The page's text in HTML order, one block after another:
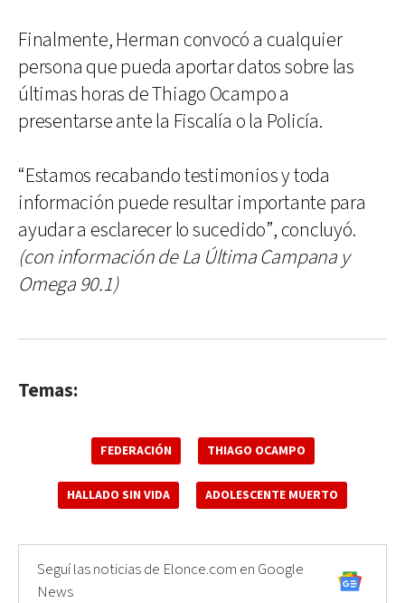
Finalmente, Herman convocó a cualquier
persona que pueda aportar datos sobre las
últimas horas de Thiago Ocampo a
presentarse ante la Fiscalía o la Policía.
“Estamos recabando testimonios y toda
información puede resultar importante para
ayudar a esclarecer lo sucedido”, concluyó.
(con información de La Última Campana y
Omega 90.1)
Temas:
FEDERACIÓN THIAGO OCAMPO
HALLADO SIN VIDA ADOLESCENTE MUERTO
Seguí las noticias de Elonce.com en Google
News